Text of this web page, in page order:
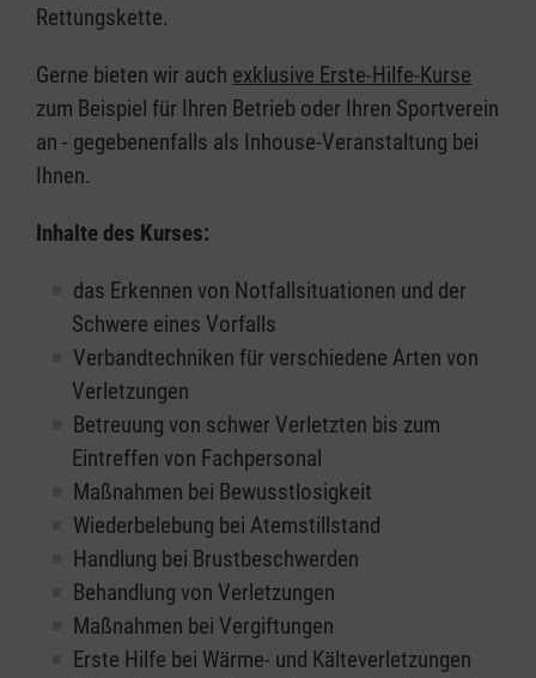
Rettungskette.
Gerne bieten wir auch exklusive Erste-Hilfe-Kurse
zum Beispiel für Ihren Betrieb oder Ihren Sportverein
an - gegebenenfalls als Inhouse-Veranstaltung bei
Ihnen.
Inhalte des Kurses:
das Erkennen von Notfallsituationen und der
Schwere eines Vorfalls
Verbandtechniken für verschiedene Arten von
Verletzungen
Betreuung von schwer Verletzten bis zum
Eintreffen von Fachpersonal
Maßnahmen bei Bewusstlosigkeit
Wiederbelebung bei Atemstillstand
Handlung bei Brustbeschwerden
Behandlung von Verletzungen
Maßnahmen bei Vergiftungen
Erste Hilfe bei Wärme- und Kälteverletzungen